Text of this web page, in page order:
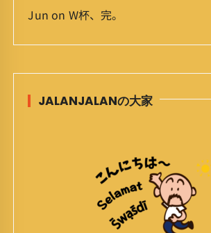
Jun on W杯、完。
JALANJALANの大家